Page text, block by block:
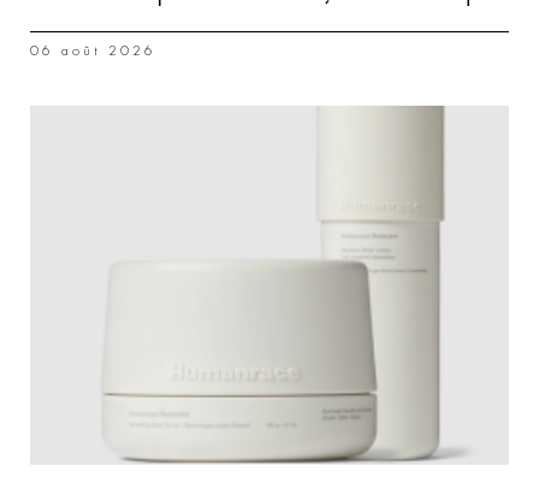
06 août 2026